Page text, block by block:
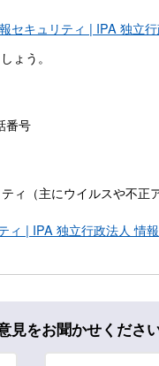
セキュリティ | IPA 独立
ょう。
番号
ィ（主にウイルスや不正
ィ | IPA 独立行政法人 情
見をお聞かせくださ